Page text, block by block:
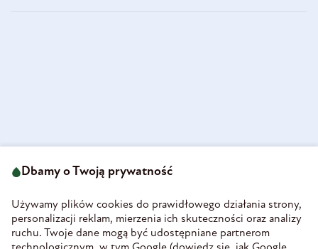
58-160 Świebodzice
REGON 890213034
INFORMACJE
Dbamy o Twoją prywatność
Używamy plików cookies do prawidłowego działania strony,
personalizacji reklam, mierzenia ich skuteczności oraz analizy
ruchu. Twoje dane mogą być udostępniane partnerom